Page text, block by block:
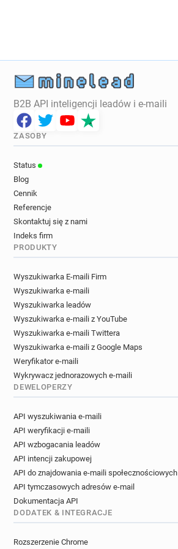
B2B API inteligencji leadów i e-maili
ZASOBY
Status
Blog
Cennik
Referencje
Skontaktuj się z nami
Indeks firm
PRODUKTY
Wyszukiwarka E-maili Firm
Wyszukiwarka e-maili
Wyszukiwarka leadów
Wyszukiwarka e-maili z YouTube
Wyszukiwarka e-maili Twittera
Wyszukiwarka e-maili z Google Maps
Weryfikator e-maili
Wykrywacz jednorazowych e-maili
DEWELOPERZY
API wyszukiwania e-maili
API weryfikacji e-maili
API wzbogacania leadów
API intencji zakupowej
API do znajdowania e-maili społecznościowych
API tymczasowych adresów e-mail
Dokumentacja API
DODATEK & INTEGRACJE
Rozszerzenie Chrome